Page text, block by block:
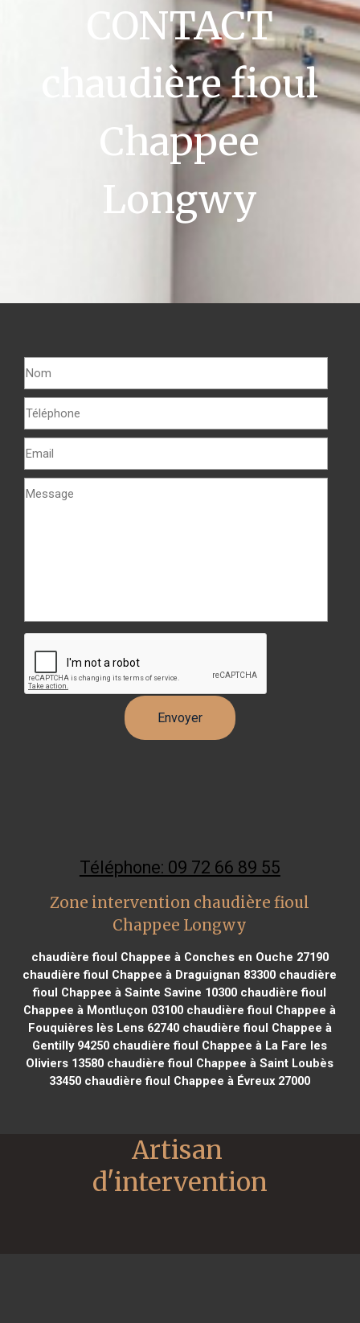
CONTACT
chaudière fioul
Chappee
Longwy
Téléphone: 09 72 66 89 55
Zone intervention chaudière fioul
Chappee Longwy
chaudière fioul Chappee à Conches en Ouche 27190
chaudière fioul Chappee à Draguignan 83300 chaudière
fioul Chappee à Sainte Savine 10300 chaudière fioul
Chappee à Montluçon 03100 chaudière fioul Chappee à
Fouquières lès Lens 62740chaudière fioul Chappee à
Gentilly 94250 chaudière fioul Chappee à La Fare les
Oliviers 13580 chaudière fioul Chappee à Saint Loubès
33450 chaudière fioul Chappee à Évreux 27000
Artisan
d'intervention